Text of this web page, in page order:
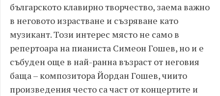
българското клавирно творчество, заема важно
в неговото израстване и съзряване като
музикант. Този интерес място не само в
репертоара на пианиста Симеон Гошев, но и е
събуден още в най-ранна възраст от неговия
баща – композитора Йордан Гошев, чиито
произведения често са част от концертите и